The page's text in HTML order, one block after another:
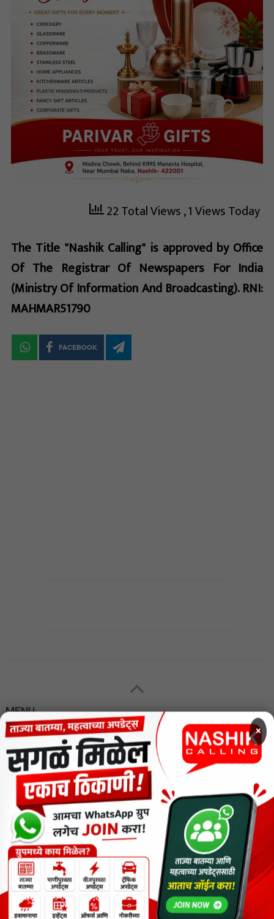
22 Total Views, 1 Views Today
The Title "Nashik Calling" is approved by Office
Of The Registrar Of Newspapers For India
(Ministry Of Information And Broadcasting). RNI:
MAHMAR51790
FACEBOOK
MENU
CODE OF ETHICS FOR DIGITAL NEWS WEBSITES
Contact Us
Privacy Policy
Short News
ThemeNcode PDF Viewer SC [Do not Delete]
वाचकांना विनम्र सूचना
×